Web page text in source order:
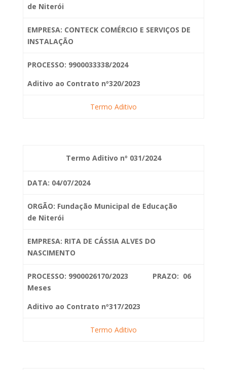
de Niterói
EMPRESA: CONTECK COMÉRCIO E SERVIÇOS DE
INSTALAÇÃO
PROCESSO: 9900033338/2024
Aditivo ao Contrato nº320/2023
Termo Aditivo
Termo Aditivo nº 031/2024
DATA: 04/07/2024
ORGÃO: Fundação Municipal de Educação
de Niterói
EMPRESA: RITA DE CÁSSIA ALVES DO
NASCIMENTO
PROCESSO: 9900026170/2023 PRAZO: 06
Meses
Aditivo ao Contrato nº317/2023
Termo Aditivo